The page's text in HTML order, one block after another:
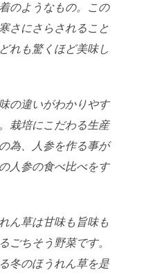
のようなもの。この
さにさらされること
れも驚く ほど美味し
の違いがわかりやす
栽培にこだわる生産
為、人参を作る事が
人参の食べ比べをす
ん草は甘味も旨味も
ごちそう野菜です。
冬のほうれん草を是